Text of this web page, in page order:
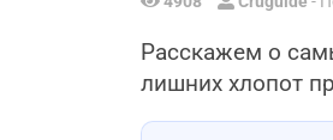
Расскажем о
лишних хлопот